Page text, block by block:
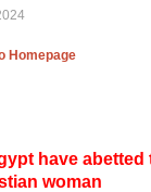
have
woman